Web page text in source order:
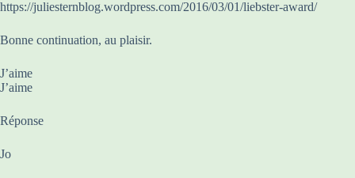
https://juliesternblog.wordpress.com/2016/03/01/liebster-award/
Bonne continuation, au plaisir.
J’aime
J’aime
Réponse
Jo